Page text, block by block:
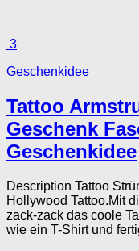
3
Geschenkidee
Tattoo
Geschenk
Geschenkidee
Description Tattoo
Hollywood Tattoo.Mit
zack-zack das coole
wie ein T-Shirt und